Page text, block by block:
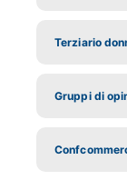
Terziario
Gruppi di